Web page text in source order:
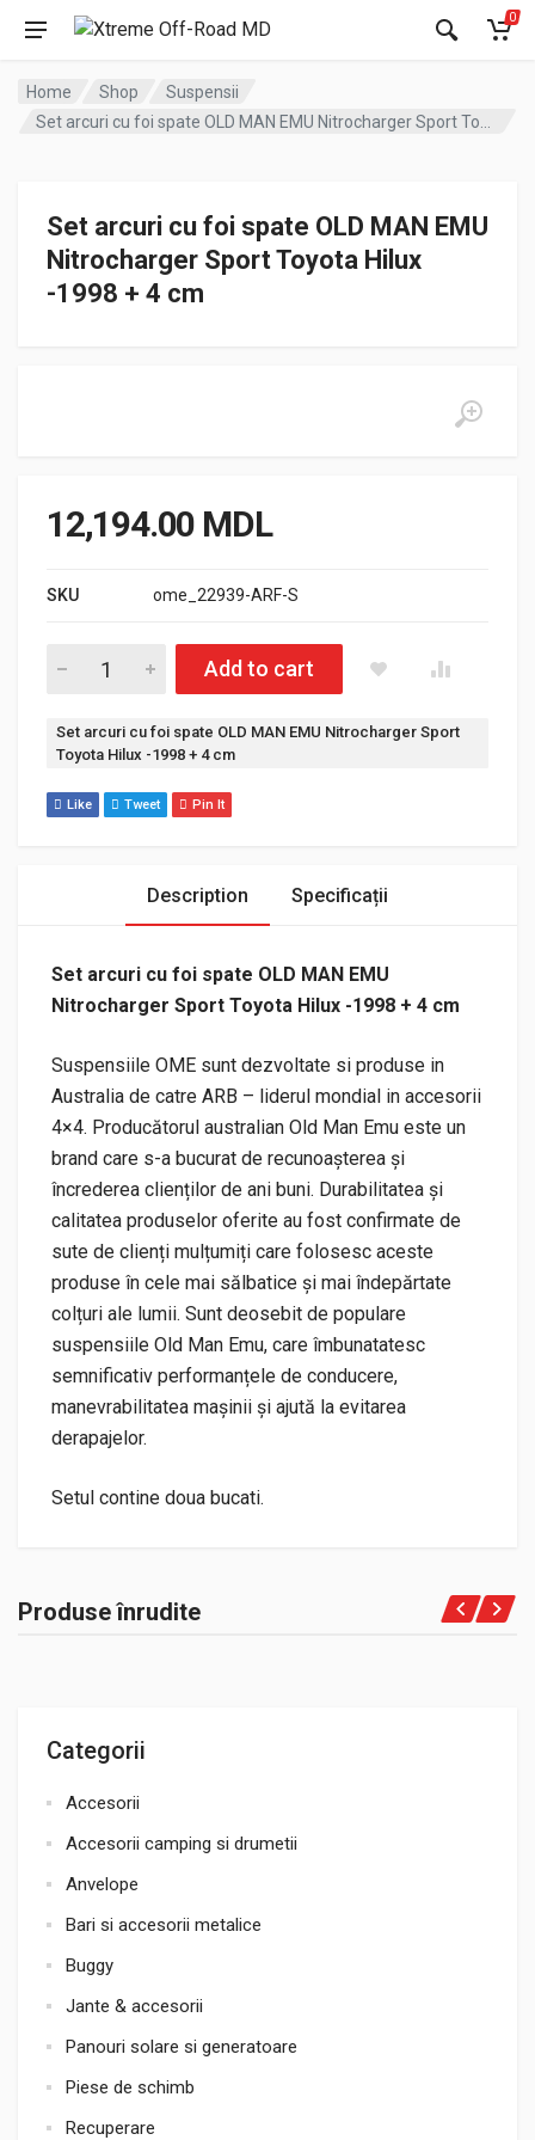
0
Home Shop
Suspensii
Categorii
Accesorii
Accesorii camping si drumetii
Anvelope
Bari si accesorii metalice
Buggy
Jante & accesorii
Panouri solare si generatoare
Piese de schimb
Recuperare
Set arcuri cu foi spate OLD MAN EMU
Nitrocharger Sport Toyota Hilux
-1998 + 4 cm
12,194.00 MDL
SKU ome_22939-ARF-S
Cantitate Set arcuri cu foi spate OLD MAN EMU Nitrocharger
Add to cart
Etichetă:
Set arcuri cu foi spate OLD MAN EMU Nitrocharger Sport
Toyota Hilux -1998 + 4 cm
Like Tweet Pin It
Description Specificații
Set arcuri cu foi spate OLD MAN EMU
Nitrocharger Sport Toyota Hilux -1998 + 4 cm
Suspensiile OME sunt dezvoltate si produse in
Australia de catre ARB – liderul mondial in accesorii
4×4. Producătorul australian Old Man Emu este un
brand care s-a bucurat de recunoașterea și
încrederea clienților de ani buni. Durabilitatea și
calitatea produselor oferite au fost confirmate de
sute de clienți mulțumiți care folosesc aceste
produse în cele mai sălbatice și mai îndepărtate
colțuri ale lumii. Sunt deosebit de populare
suspensiile Old Man Emu, care îmbunatatesc
semnificativ performanțele de conducere,
manevrabilitatea mașinii și ajută la evitarea
derapajelor.
Setul contine doua bucati.
Produse înrudite